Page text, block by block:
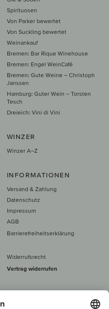
Spirituosen
Von Parker bewertet
Von Suckling bewertet
Weinankauf
Bremen: Bar Rique Winehouse
Bremen: Engel WeinCafé
Bremen: Gute Weine – Christoph
Janssen
Hamburg: Guter Wein – Torsten
Tesch
Dreieich: Vini di Vini
WINZER
Winzer A–Z
INFORMATIONEN
Versand & Zahlung
Datenschutz
Impressum
AGB
Barrierefreiheitserklärung
Widerrufsrecht
Vertrag widerrufen
Alle Preise inkl. MwSt., zzgl. 5 €
60 € versand­kosten­